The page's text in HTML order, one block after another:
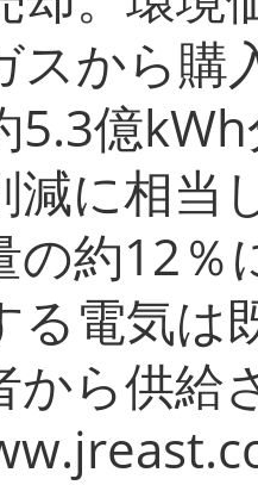
スから購
5.3億
減に相当
の約12％
る電気は
から供給